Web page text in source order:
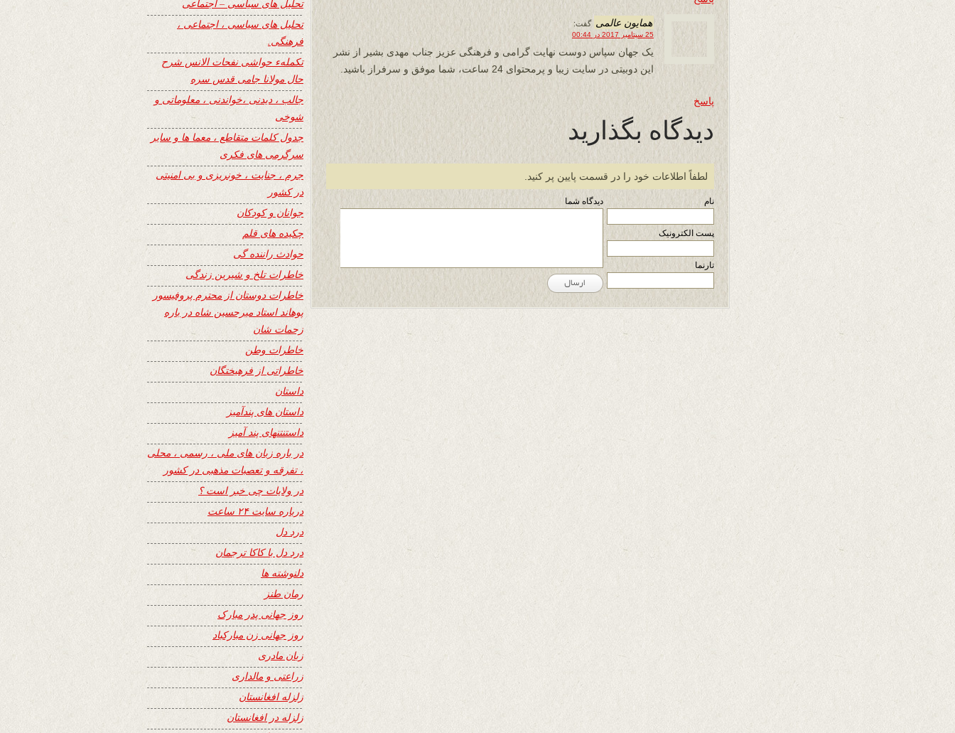
همایون عالمی گفت:
25 سپتامبر 2017 در 00:44
یک جهان سپاس دوست نهایت گرامی و فرهنگی عزیز جناب مهدی بشیر از نشر
این دوبیتی در سایت زیبا و پرمحتوای 24 ساعت، شما موفق و سرفراز باشید.
پاسخ
دیدگاه بگذارید
لطفاً اطلاعات خود را در قسمت پایین پر کنید.
نام
پست الکترونیک
تارنما
دیدگاه شما
تحلیل های سیاسی – اجتماعی
تحلیل های سیاسی ، اجتماعی ،
فرهنگی.
تکملهء حواشی نفحات الانس شرح
حال مولانا جامی قدس سره
جالب ، دیدنی ،خواندنی ، معلوماتی و
شوخی
جدول کلمات متقاطع ، معما ها و سایر
سرگرمی های فکری
جرم ، جنایت ، خونریزی و بی امنیتی
در کشور
جوانان و کودکان
چکیده های قلم
حوادث راننده گی
خاطرات تلخ و شیرین زندگی
خاطرات دوستان از محترم پروفیسور
پوهاند استاد میرحسین شاه در باره
زحمات شان
خاطرات وطن
خاطراتی از فرهیختگان
داستان
داستان های پندآمیز
داستنتنهای پند آمیز
در باره زبان های ملی ، رسمی ، محلی
، تفرقه و تعصبات مذهبی در کشور
در ولایات چی خبر است ؟
درباره سایت ۲۴ ساعت
درد دل
درد دل با کاکا ترجمان
دلنوشته ها
رمان طنز
روز جهانی پدر مبارک
روز جهانی زن مبارکباد
زبان مادری
زراعتی و مالداری
زلزله افغانستان
زلزله در افغانستان